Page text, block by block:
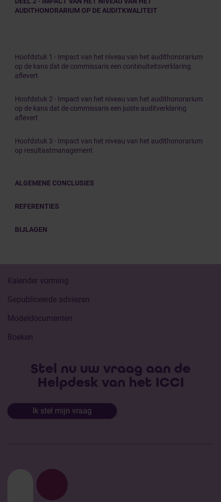
AUDITHONORARIUM OP DE AUDITKWALITEIT
Hoofdstuk 1 - Impact van het niveau van het audithonorarium
op de kans dat de commissaris een continuïteitsverklaring
aflevert
Hoofdstuk 2 - Impact van het niveau van het audithonorarium
op de kans dat de commissaris een juiste auditverklaring
aflevert
Hoofdstuk 3 - Impact van het niveau van het audithonorarium
op resultaatmanagement
ALGEMENE CONCLUSIES
REFERENTIES
BIJLAGEN
Kalender vorming
Gepubliceerde adviezen
Modeldocumenten
Boeken
Stel nu uw vraag aan de
Helpdesk van het ICCI
Ik stel mijn vraag